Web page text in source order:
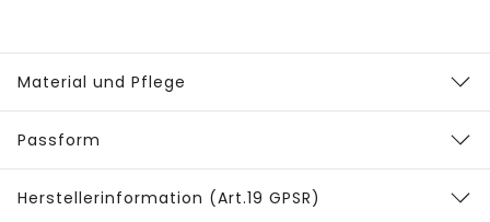
Material und Pflege
Passform
Herstellerinformation (Art.19 GPSR)